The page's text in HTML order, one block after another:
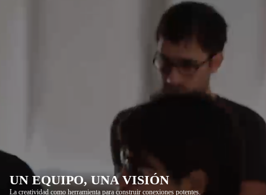
UN EQUIPO, UNA VISIÓN
La creatividad como herramienta para construir conexiones potentes.